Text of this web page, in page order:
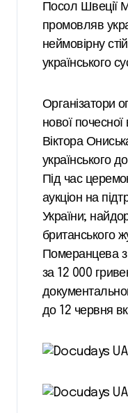
Посол Швеції
промовляв
неймовірну
українського
Організатори
нової почесної
Віктора
українського
Під час
аукціон на
України;
британського
Померанцева
за 12 000
до 12 червня